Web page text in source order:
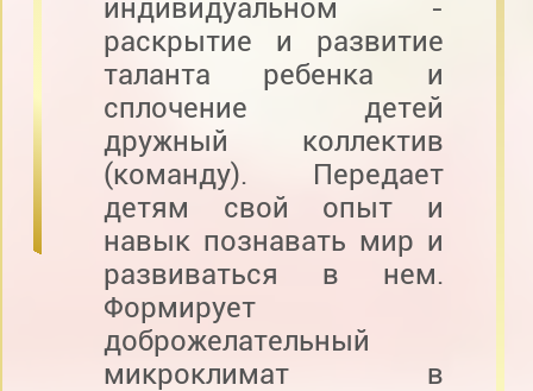
индивидуальном -
раскрытие и развитие
таланта ребенка и
сплочение детей
дружный коллектив
(команду). Передает
детям свой опыт и
навык познавать мир и
развиваться в нем.
Формирует
доброжелательный
микроклимат в